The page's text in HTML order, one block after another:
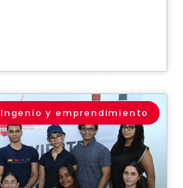
Ingenio y emprendimiento